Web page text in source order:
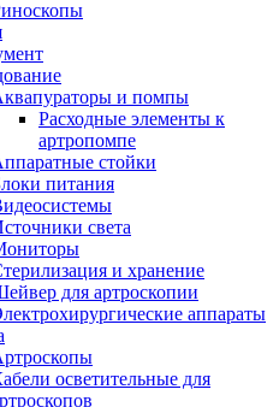
и помпы
Расходные элементы к
артропомпе
стойки
питания
света
и хранение
для артроскопии
аппараты
осветительные для